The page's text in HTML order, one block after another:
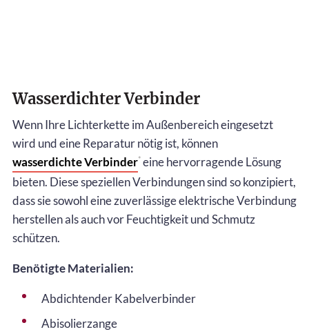
Wasserdichter Verbinder
Wenn Ihre Lichterkette im Außenbereich eingesetzt
wird und eine Reparatur nötig ist, können
wasserdichte Verbinder* eine hervorragende Lösung
bieten. Diese speziellen Verbindungen sind so konzipiert,
dass sie sowohl eine zuverlässige elektrische Verbindung
herstellen als auch vor Feuchtigkeit und Schmutz
schützen.
Benötigte Materialien:
Abdichtender Kabelverbinder
Abisolierzange